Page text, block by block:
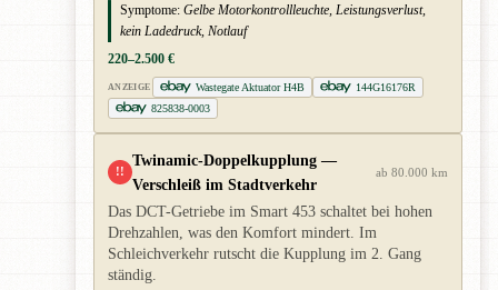
Symptome: Gelbe Motorkontrollleuchte, Leistungsverlust,
kein Ladedruck, Notlauf
220–2.500 €
ANZEIGE Wastegate Aktuator H4B
144G16176R
825838-0003
!!
Twinamic-Doppelkupplung —
Verschleiß im Stadtverkehr
ab 80.000 km
Das DCT-Getriebe im Smart 453 schaltet bei hohen
Drehzahlen, was den Komfort mindert. Im
Schleichverkehr rutscht die Kupplung im 2. Gang
ständig.